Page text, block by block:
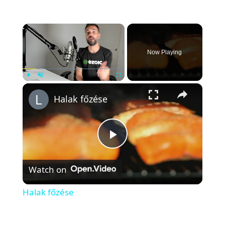
×
Now Playing
×
P
l
Halak főzése
Watch on
Halak főzése